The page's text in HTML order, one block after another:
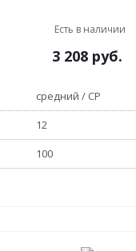
Есть в наличии
3 208руб.
средний / СР
12
100